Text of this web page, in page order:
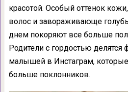
красотой. Особый оттенок
волос и завораживающе
днем покоряют все больше
Родители с гордостью делятся
малышей в Инстаграм,
больше поклонников.